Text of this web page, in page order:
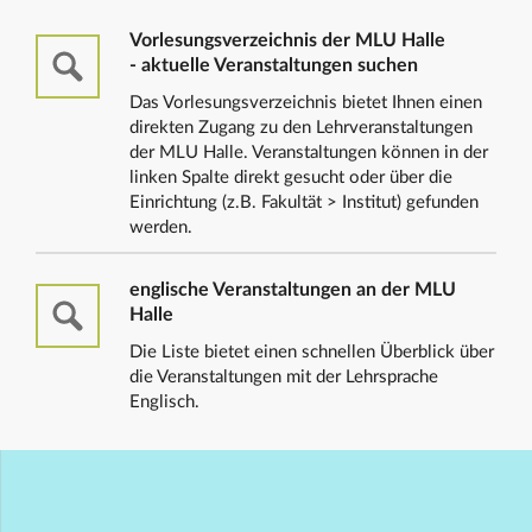
Vorlesungsverzeichnis der MLU Halle
- aktuelle Veranstaltungen suchen
Das Vorlesungsverzeichnis bietet Ihnen einen
direkten Zugang zu den Lehrveranstaltungen
der MLU Halle. Veranstaltungen können in der
linken Spalte direkt gesucht oder über die
Einrichtung (z.B. Fakultät > Institut) gefunden
werden.
englische Veranstaltungen an der MLU
Halle
Die Liste bietet einen schnellen Überblick über
die Veranstaltungen mit der Lehrsprache
Englisch.